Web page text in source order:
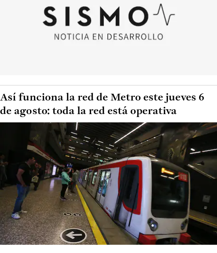
Así funciona la red de Metro este jueves 6
de agosto: toda la red está operativa